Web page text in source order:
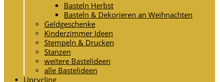
Basteln Herbst
Basteln & Dekorieren an Weihnachten
Geldgeschenke
Kinderzimmer Ideen
Stempeln & Drucken
Stanzen
weitere Bastelideen
alle Bastelideen
Upcycling